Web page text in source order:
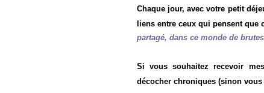
Chaque jour, avec votre petit
liens entre ceux qui pensent
partagé, dans ce monde de
Si vous souhaitez recevoir
décocher chroniques (sinon vous